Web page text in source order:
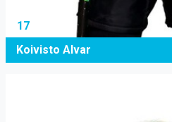
17
Koivisto Alvar